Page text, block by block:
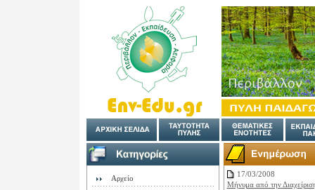
Αρχείο
17/03/2008
Μήνυμα από την